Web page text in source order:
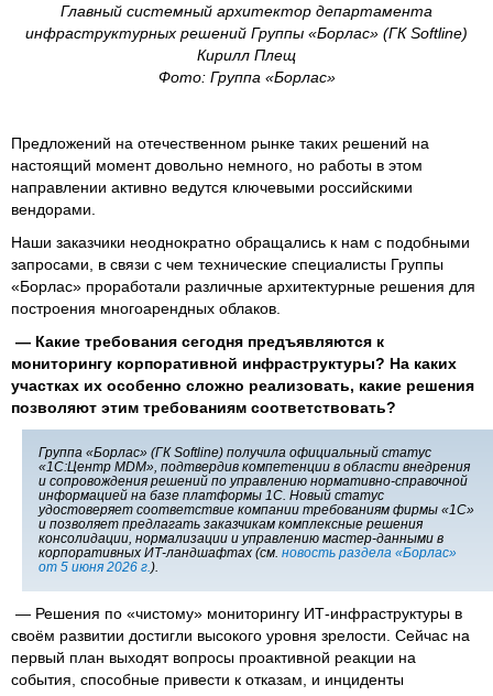
Главный системный архитектор департамента
инфраструктурных решений Группы «Борлас» (ГК Softline)
Кирилл Плещ
Фото: Группа «Борлас»
Предложений на отечественном рынке таких решений на
настоящий момент довольно немного, но работы в этом
направлении активно ведутся ключевыми российскими
вендорами.
Наши заказчики неоднократно обращались к нам с подобными
запросами, в связи с чем технические специалисты Группы
«Борлас» проработали различные архитектурные решения для
построения многоарендных облаков.
— Какие требования сегодня предъявляются к
мониторингу корпоративной инфраструктуры? На каких
участках их особенно сложно реализовать, какие решения
позволяют этим требованиям соответствовать?
Группа «Борлас» (ГК Softline) получила официальный статус
«1С:Центр MDM», подтвердив компетенции в области внедрения
и сопровождения решений по управлению нормативно-справочной
информацией на базе платформы 1С. Новый статус
удостоверяет соответствие компании требованиям фирмы «1С»
и позволяет предлагать заказчикам комплексные решения
консолидации, нормализации и управлению мастер-данными в
корпоративных ИТ-ландшафтах (см. новость раздела «Борлас»
от 5 июня 2026 г. ).
— Решения по «чистому» мониторингу ИТ-инфраструктуры в
своём развитии достигли высокого уровня зрелости. Сейчас на
первый план выходят вопросы проактивной реакции на
события, способные привести к отказам, и инциденты